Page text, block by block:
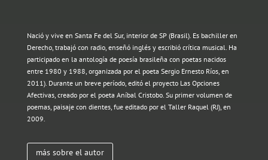
Nació y vive en Santa Fe del Sur, interior de SP (Brasil). Es bachiller en
Derecho, trabajó con radio, enseñó inglés y escribió crítica musical. Ha
participado en la antología de poesía brasileña con poetas nacidos
entre 1980 y 1988, organizada por el poeta Sergio Ernesto Ríos, en
2011). Durante un breve período, editó el proyecto Las Opciones
Afectivas, creado por el poeta Aníbal Cristobo. Su primer volumen de
poemas, paisaje con dientes, fue editado por el Taller Raquel (RJ), en
2009.
más sobre el autor